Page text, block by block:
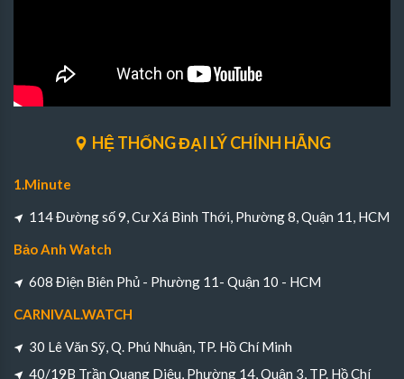
HỆ THỐNG ĐẠI LÝ CHÍNH HÃNG
1.Minute
114 Đường số 9, Cư Xá Bình Thới, Phường 8, Quận 11, HCM
Bảo Anh Watch
608 Điện Biên Phủ - Phường 11- Quận 10 - HCM
CARNIVAL.WATCH
30 Lê Văn Sỹ, Q. Phú Nhuận, TP. Hồ Chí Minh
40/19B Trần Quang Diệu, Phường 14, Quận 3, TP. Hồ Chí